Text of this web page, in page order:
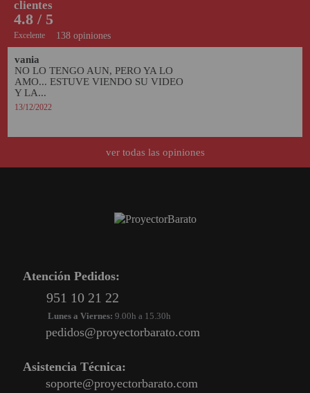
138 opiniones
4.8 / 5
Excelente
clientes
vania
NO LO TENGO AUN, PERO YA LO
AMO... ESTUVE VIENDO SU VIDEO
Y LA...
13/12/2022
ver todas las opiniones
Atención Pedidos:
951 10 21 22
Lunes a Viernes: 9.00h a 15.30h
pedidos@proyectorbarato.com
Asistencia Técnica:
soporte@proyectorbarato.com